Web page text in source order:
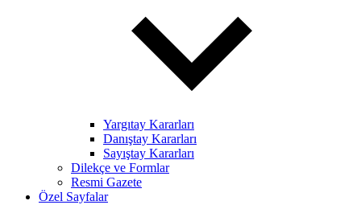
Yargıtay Kararları
Danıştay Kararları
Sayıştay Kararları
Dilekçe ve Formlar
Resmi Gazete
Özel Sayfalar